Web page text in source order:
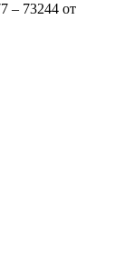
– 73244 от